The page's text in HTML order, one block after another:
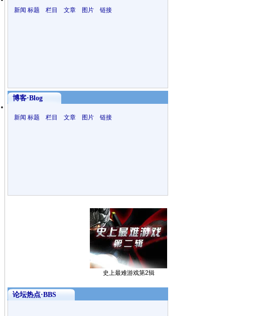
新闻 标题 栏目 文章 图片 链接
博客·Blog
新闻 标题 栏目 文章 图片 链接
史上最难游戏第2辑
论坛热点·BBS